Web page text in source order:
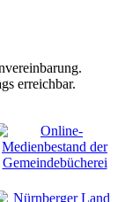
erreichbar.